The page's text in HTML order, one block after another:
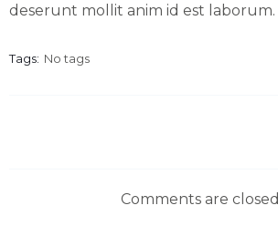
deserunt mollit anim id est laborum.
Tags: No tags
Comments are closed